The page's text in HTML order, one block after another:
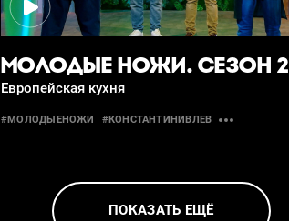
МОЛОДЫЕ НОЖИ. СЕЗОН 2
Европейская кухня
#МОЛОДЫЕНОЖИ #КОНСТАНТИНИВЛЕВ
ПОКАЗАТЬ ЕЩЁ